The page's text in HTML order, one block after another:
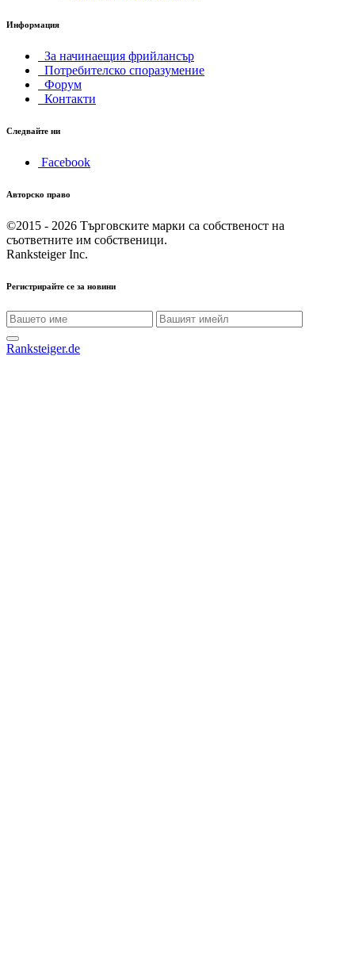
Информация
За начинаещия фрийлансър
Потребителско споразумение
Форум
Контакти
Следвайте ни
Facebook
Авторско право
©2015 - 2026 Търговските марки са собственост на
съответните им собственици.
Ranksteiger Inc.
Регистрирайте се за новини
Ranksteiger.de